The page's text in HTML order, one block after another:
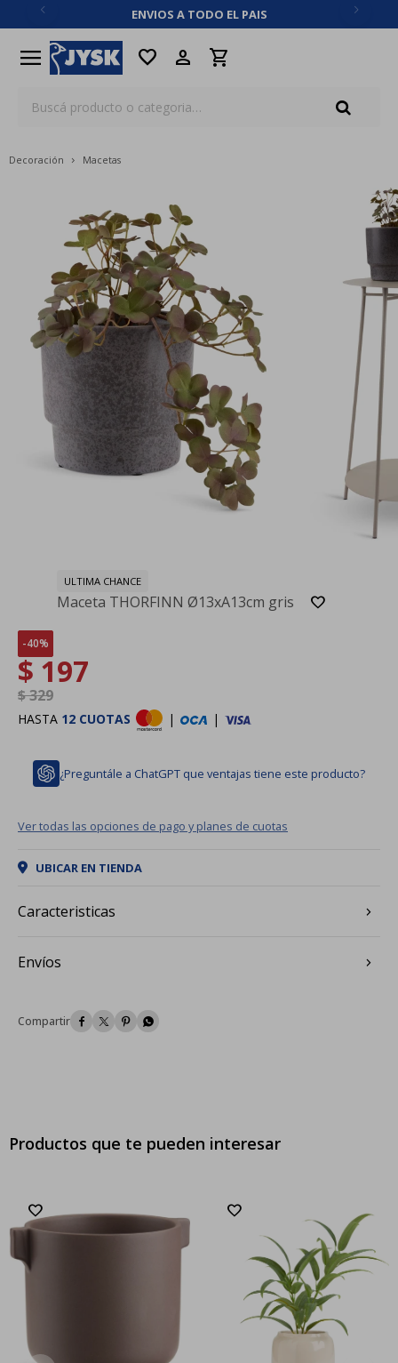
ENVIOS A TODO EL PAIS
menu favorite
Decoración Macetas
ULTIMA CHANCE
Maceta THORFINN Ø13xA13cm gris
40
$ 197
$329
HASTA 12 CUOTAS | |
¿Preguntále a ChatGPT que ventajas tiene este producto?
Ver todas las opciones de pago y planes de cuotas
UBICAR EN TIENDA
Caracteristicas
Envíos
   
Productos que te pueden interesar
close